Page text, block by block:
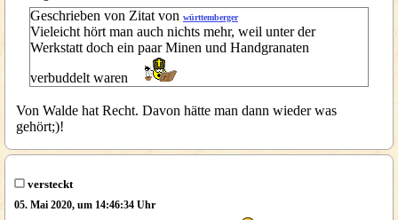
Geschrieben von Zitat von württemberger
Vieleicht hört man auch nichts mehr, weil unter der
Werkstatt doch ein paar Minen und Handgranaten
verbuddelt waren
Von Walde hat Recht. Davon hätte man dann wieder was
gehört;)!
versteckt
05. Mai 2020, um 14:46:34 Uhr